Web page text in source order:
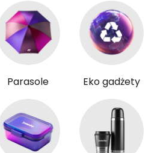
Parasole Eko gadżety